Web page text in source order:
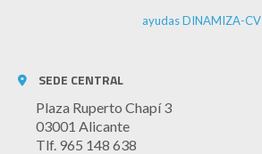
ayudas DINAMIZA-CV
SEDE CENTRAL
Plaza Ruperto Chapí 3
03001 Alicante
Tlf. 965 148 638